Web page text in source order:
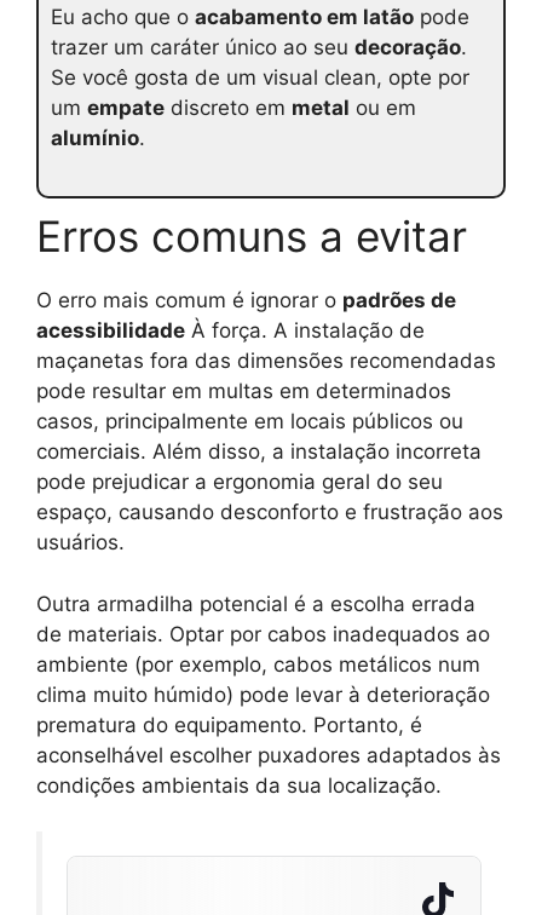
Eu acho que o acabamento em latão pode
trazer um caráter único ao seu decoração.
Se você gosta de um visual clean, opte por
um empate discreto em metal ou em
alumínio.
Erros comuns a evitar
O erro mais comum é ignorar o padrões de
acessibilidade À força. A instalação de
maçanetas fora das dimensões recomendadas
pode resultar em multas em determinados
casos, principalmente em locais públicos ou
comerciais. Além disso, a instalação incorreta
pode prejudicar a ergonomia geral do seu
espaço, causando desconforto e frustração aos
usuários.
Outra armadilha potencial é a escolha errada
de materiais. Optar por cabos inadequados ao
ambiente (por exemplo, cabos metálicos num
clima muito húmido) pode levar à deterioração
prematura do equipamento. Portanto, é
aconselhável escolher puxadores adaptados às
condições ambientais da sua localização.